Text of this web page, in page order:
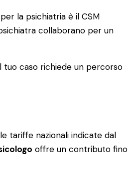
la psichiatria è il CSM
collaborano per un
tuo caso richiede un percorso
tariffe nazionali indicate dal
offre un contributo fino